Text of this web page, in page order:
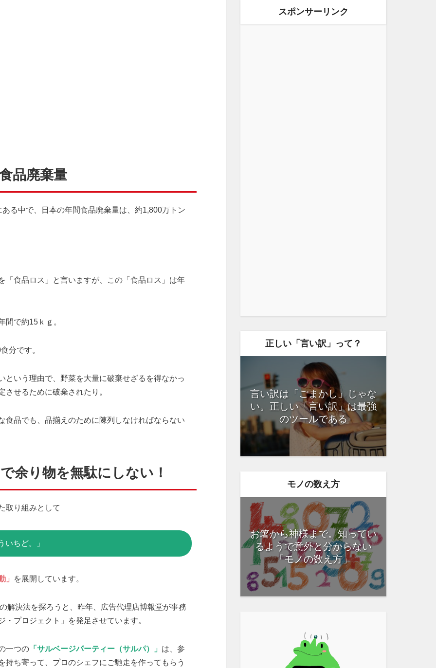
品廃棄量
る中で、日本の年間食品廃棄量は、約1,800万トン
「食品ロス」と言いますが、この「食品ロス」は年
間で約15ｋｇ。
分です。
という理由で、野菜を大量に破棄せざるを得なかっ
せるために破棄されたり。
食品でも、品揃えのために陳列しなければならない
余り物を無駄にしない！
取り組みとして
いちど。」
」 を展開しています。
解決法を探ろうと、昨年、広告代理店博報堂が事務
プロジェクト」を発足させています。
一つの 「サルベージパーティー（サルパ）」 は、参
持ち寄って、プロのシェフにご馳走を作ってもらう
スポンサーリンク
正しい「言い訳」って？
言い訳は「ごまかし」じゃな
い。正しい「言い訳」は最強
のツールである
モノの数え方
お箸から神様まで。知ってい
るようで意外と分からない
「モノの数え方」